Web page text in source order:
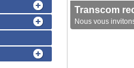
Transcom
Nous vous